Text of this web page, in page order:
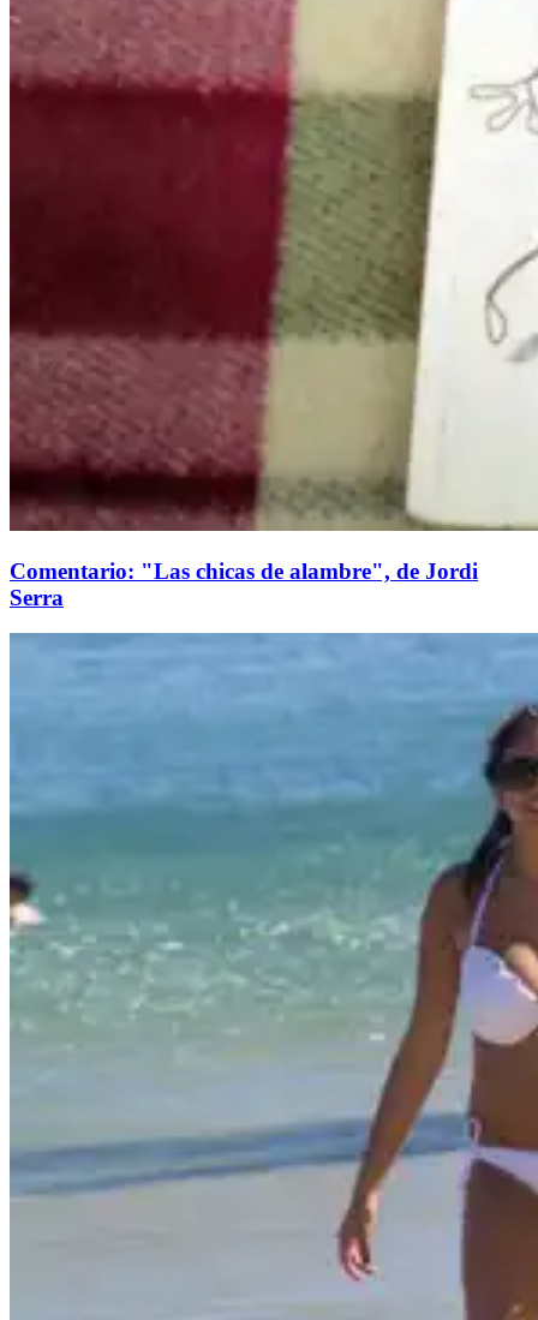
Comentario: "Las chicas de alambre", de Jordi
Serra